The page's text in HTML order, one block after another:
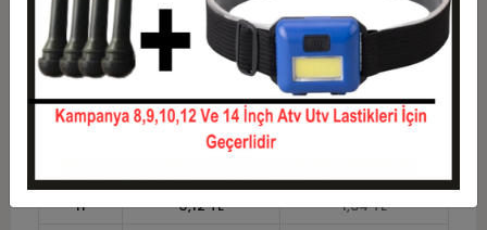
6
0,21 TL
1,24 TL
7
0,18 TL
1,27 TL
8
0,16 TL
1,29 TL
0,15 TL
11
0,12 TL
1,34 TL